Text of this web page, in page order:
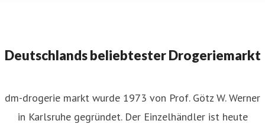
Deutschlands beliebtester Drogeriemarkt
dm-drogerie markt wurde 1973 von Prof. Götz W. Werner
in Karlsruhe gegründet. Der Einzelhändler ist heute